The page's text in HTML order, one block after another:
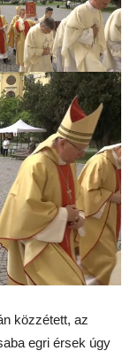
közzétett, az
egri érsek úgy